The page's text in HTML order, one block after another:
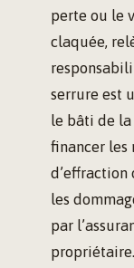
perte ou le
claquée,
serrure est
le bâti de
financer les
les
par
propriétaire.